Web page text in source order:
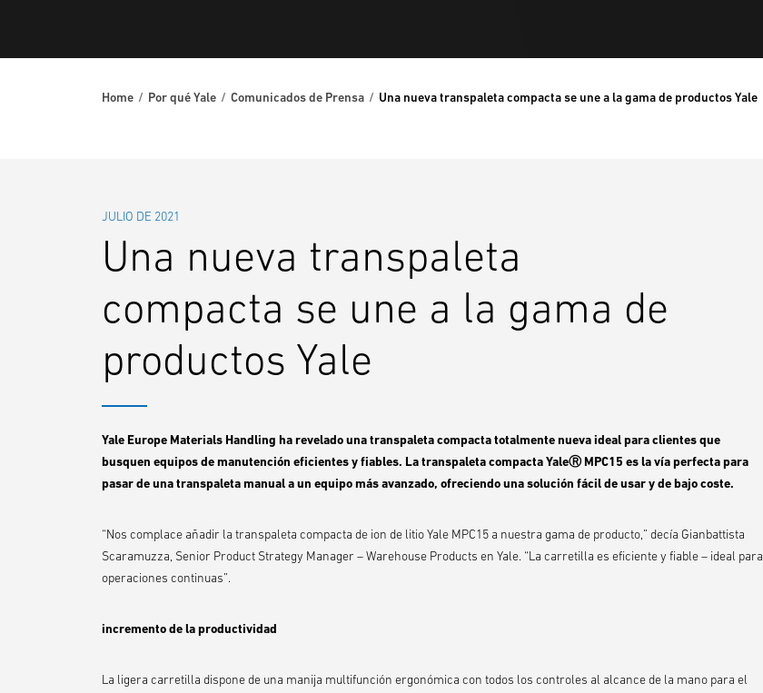
Home Por qué Yale Comunicados de Prensa Una nueva transpaleta compacta se une a la gama de productos Yale
JULIO DE 2021
Una nueva transpaleta
compacta se une a la gama de
productos Yale
Yale Europe Materials Handling ha revelado una transpaleta compacta totalmente nueva ideal para clientes que
busquen equipos de manutención eficientes y fiables. La transpaleta compacta YaleⓇ MPC15 es la vía perfecta para
pasar de una transpaleta manual a un equipo más avanzado, ofreciendo una solución fácil de usar y de bajo coste.
“Nos complace añadir la transpaleta compacta de ion de litio Yale MPC15 a nuestra gama de producto,” decía Gianbattista
Scaramuzza, Senior Product Strategy Manager – Warehouse Products en Yale. “La carretilla es eficiente y fiable – ideal para
operaciones continuas”.
incremento de la productividad
La ligera carretilla dispone de una manija multifunción ergonómica con todos los controles al alcance de la mano para el